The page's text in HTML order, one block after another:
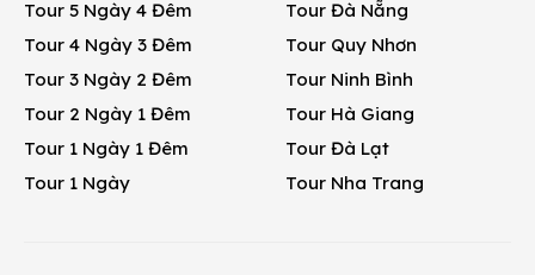
Tour 5 Ngày 4 Đêm
Tour 4 Ngày 3 Đêm
Tour 3 Ngày 2 Đêm
Tour 2 Ngày 1 Đêm
Tour 1 Ngày 1 Đêm
Tour 1 Ngày
Tour Đà Nẵng
Tour Quy Nhơn
Tour Ninh Bình
Tour Hà Giang
Tour Đà Lạt
Tour Nha Trang